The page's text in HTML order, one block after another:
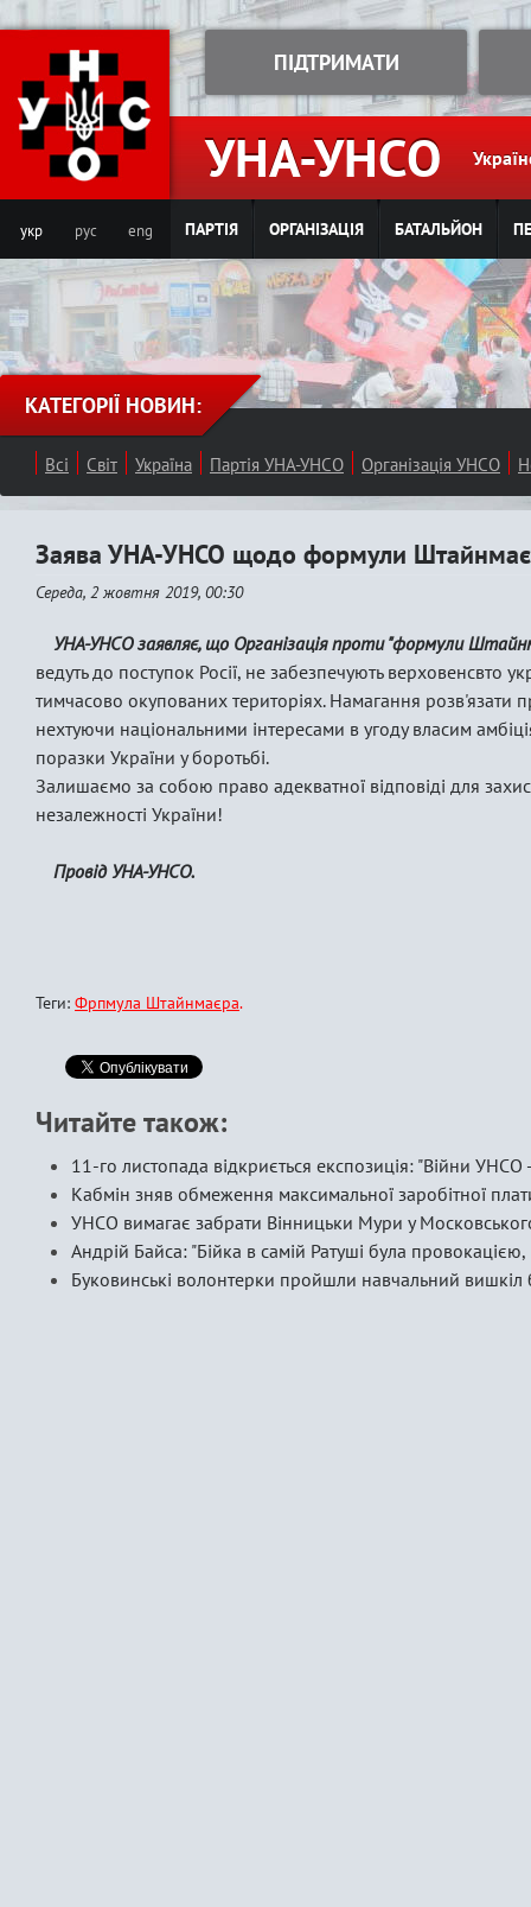
Jump to navigation
УНА-УНСО
ПІДТРИМАТИ
укр рус eng ПАРТІЯ ОРГАНІЗАЦІЯ БАТАЛЬЙОН
КАТЕГОРІЇ НОВИН:
Всі Світ Україна Партія УНА-УНСО Організація УНСО
Заява УНА-УНСО щодо формули
Середа, 2 жовтня 2019, 00:30
УНА-УНСО заявляє, що Організація проти "формули
ведуть до поступок Росії, не забезпечують верховенсвто
тимчасово окупованих територіях. Намагання розв'язати
нехтуючи національними інтересами в угоду власим
поразки України у боротьбі.
Залишаємо за собою право адекватної відповіді для
незалежності України!
Провід УНА-УНСО.
Теги: Фрпмула Штайнмаєра
Читайте також:
11-го листопада відкриється експозиція: "Війни УНСО
Кабмін зняв обмеження максимальної заробітної
УНСО вимагає забрати Вінницьки Мури у
Андрій Байса: "Бійка в самій Ратуші була
Буковинські волонтерки пройшли навчальний вишкіл